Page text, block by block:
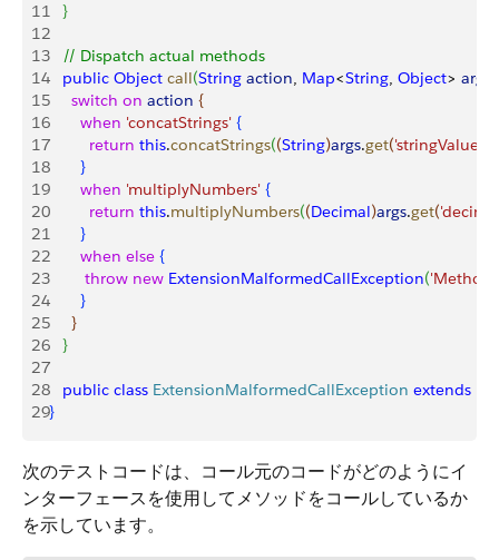
11
}
12
13
   // Dispatch actual methods
14
   public
Object call(String action, Map<String, Object> args
15
     switch
on action {
16
       when
'concatStrings' {
17
         return
this.concatStrings((String)args.get('stringValue'
18
}
19
       when
'multiplyNumbers' {
20
         return
this.multiplyNumbers((Decimal)args.get(
21
}
22
       when
else {
23
        throw
new ExtensionMalformedCallException('Method
24
}
25
}
26
}
27
28
   public
class ExtensionMalformedCallException extends
29}
次のテストコードは、コール元のコードがどのようにイ
ンターフェースを使用してメソッドをコールしているか
を示しています。